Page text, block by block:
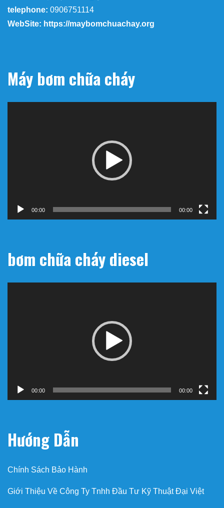
telephone: 0906751114
WebSite: https://maybomchuachay.org
Máy bơm chữa cháy
00:00 00:00
bơm chữa cháy diesel
00:00 00:00
Hướng Dẫn
Chính Sách Bảo Hành
Giới Thiệu Về Công Ty Tnhh Đầu Tư Kỹ Thuật Đại Việt